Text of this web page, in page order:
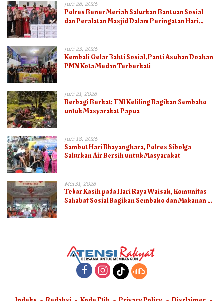
Juni 26, 2026
Polres Bener Meriah Salurkan Bantuan Sosial
dan Peralatan Masjid Dalam Peringatan Hari
Juni 23, 2026
Kembali Gelar Bakti Sosial, Panti Asuhan Doakan
PMN Kota Medan Terberkati
Juni 21, 2026
Berbagi Berkat: TNI Keliling Bagikan Sembako
untuk Masyarakat Papua
Juni 18, 2026
Sambut Hari Bhayangkara, Polres Sibolga
Salurkan Air Bersih untuk Masyarakat
Mei 31, 2026
Tebar Kasih pada Hari Raya Waisak, Komunitas
Sahabat Sosial Bagikan Sembako dan Makanan di